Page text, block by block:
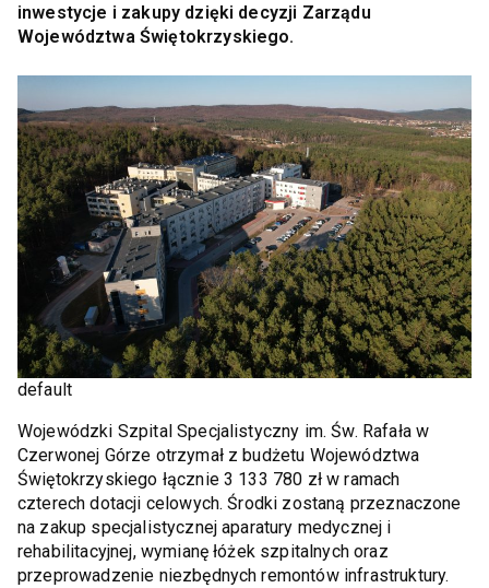
inwestycje i zakupy dzięki decyzji Zarządu
Województwa Świętokrzyskiego.
default
Wojewódzki Szpital Specjalistyczny im. Św. Rafała w
Czerwonej Górze otrzymał z budżetu Województwa
Świętokrzyskiego łącznie 3 133 780 zł w ramach
czterech dotacji celowych. Środki zostaną przeznaczone
na zakup specjalistycznej aparatury medycznej i
rehabilitacyjnej, wymianę łóżek szpitalnych oraz
przeprowadzenie niezbędnych remontów infrastruktury.